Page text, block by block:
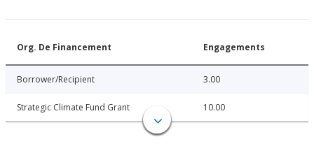
Org. De Financement Engagements
Borrower/Recipient 3.00
Strategic Climate Fund Grant 10.00